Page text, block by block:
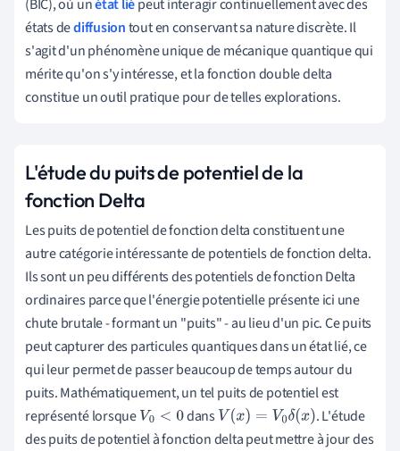
(BIC), où unétat liépeut interagir continuellement avec des
états dediffusiontout en conservant sa nature discrète. Il
s'agit d'un phénomène unique de mécanique quantique qui
mérite qu'on s'y intéresse, et la fonction double delta
constitue un outil pratique pour de telles explorations.
L'étude du puits de potentiel de la
fonction Delta
Les puits de potentiel de fonction delta constituent une
autre catégorie intéressante de potentiels de fonction delta.
Ils sont un peu différents des potentiels de fonction Delta
ordinaires parce que l'énergie potentielle présente ici une
chute brutale - formant un "puits" - au lieu d'un pic. Ce puits
peut capturer des particules quantiques dans un état lié, ce
qui leur permet de passer beaucoup de temps autour du
puits. Mathématiquement, un tel puits de potentiel est
représenté lorsque V0< 0 dans V(x)=V 0δ x)
. L'étude
des puits de potentiel à fonction delta peut mettre à jour des